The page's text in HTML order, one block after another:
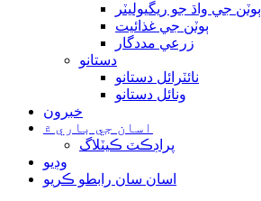
ٻوٽن جي واڌ جو ريگيوليٽر
ٻوٽن جي غذائيت
زرعي مددگار
دستانو
نائٽرائل دستانو
ونائل دستانو
خبرون
اسان جي باري ۾
پراڊڪٽ ڪيٽلاگ
وڊيو
اسان سان رابطو ڪريو